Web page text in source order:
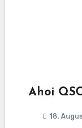
Ahoi
18.